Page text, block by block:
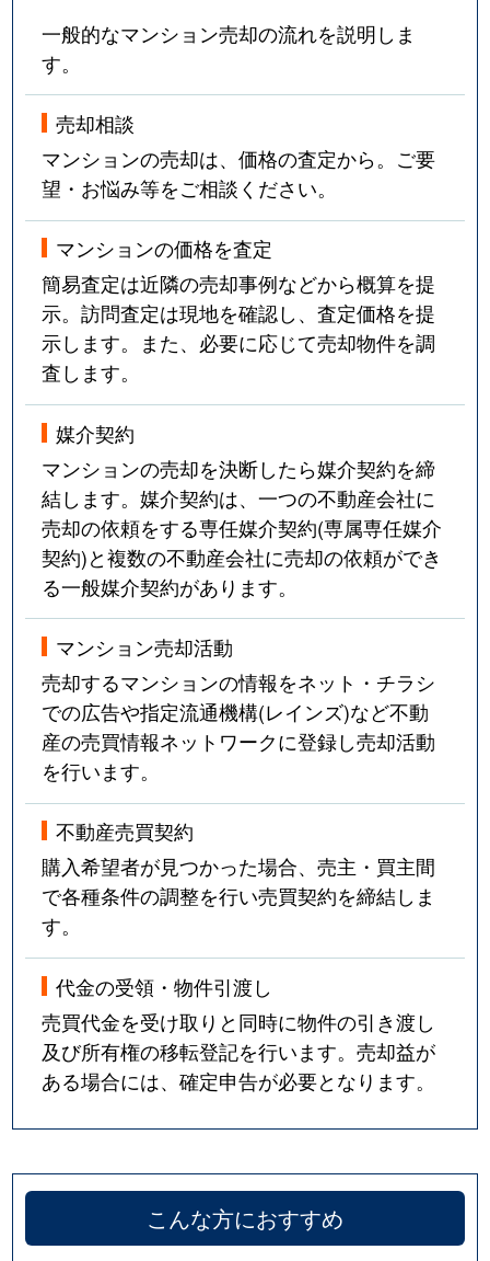
一般的なマンション売却の流れを説明しま
す。
売却相談
マンションの売却は、価格の査定から。ご要
望・お悩み等をご相談ください。
マンションの価格を査定
簡易査定は近隣の売却事例などから概算を提
示。訪問査定は現地を確認し、査定価格を提
示します。また、必要に応じて売却物件を調
査します。
媒介契約
マンションの売却を決断したら媒介契約を締
結します。媒介契約は、一つの不動産会社に
売却の依頼をする専任媒介契約(専属専任媒介
契約)と複数の不動産会社に売却の依頼ができ
る一般媒介契約があります。
マンション売却活動
売却するマンションの情報をネット・チラシ
での広告や指定流通機構(レインズ)など不動
産の売買情報ネットワークに登録し売却活動
を行います。
不動産売買契約
購入希望者が見つかった場合、売主・買主間
で各種条件の調整を行い売買契約を締結しま
す。
代金の受領・物件引渡し
売買代金を受け取りと同時に物件の引き渡し
及び所有権の移転登記を行います。売却益が
ある場合には、確定申告が必要となります。
こんな方におすすめ